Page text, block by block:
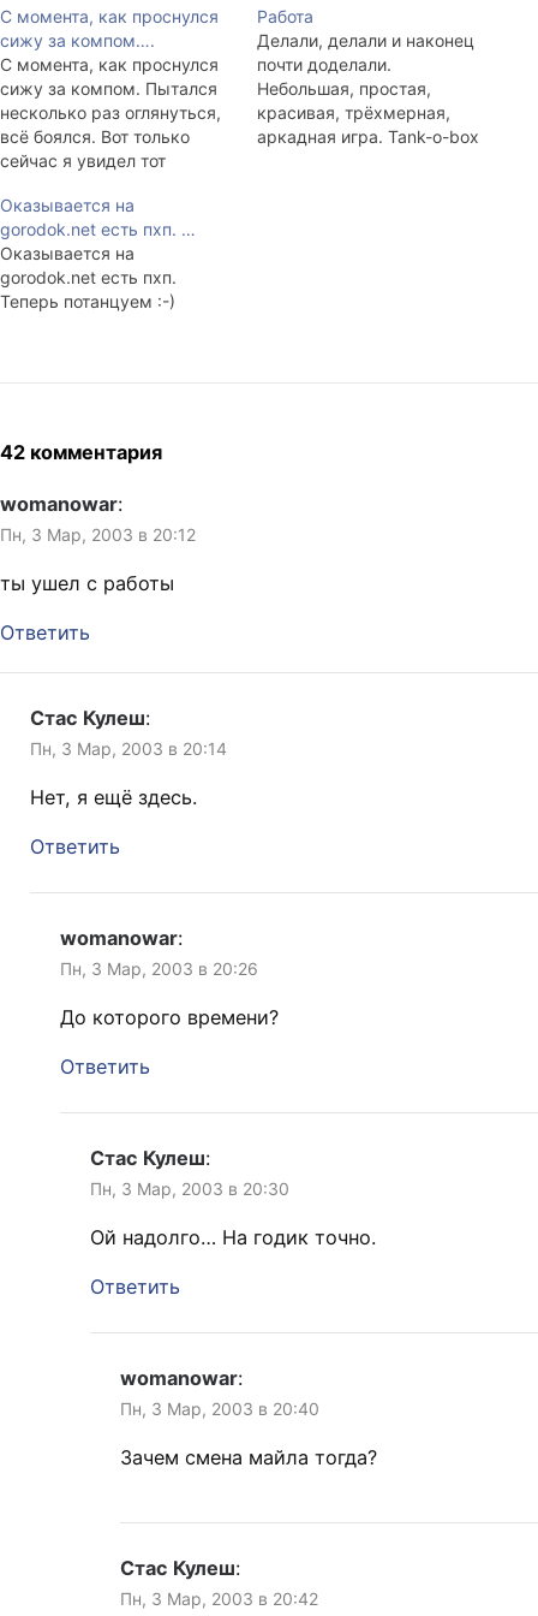
С момента, как проснулся
сижу за компом….
С момента, как проснулся
сижу за компом. Пытался
несколько раз оглянуться,
всё боялся. Вот только
сейчас я увидел тот
который мы
(*речетативом* batuich,
elbonia, karudo, lookaround,
piterpan, shc, tangol.
cableguy был зван, прийти
Работа
Делали, делали и наконец
почти доделали.
Небольшая, простая,
красивая, трёхмерная,
аркадная игра. Tank-o-box
Оказывается на
gorodok.net есть пхп. …
Оказывается на
gorodok.net есть пхп.
Теперь потанцуем :-)
42 комментария
womanowar:
Пн, 3 Мар, 2003 в 20:12
ты ушел с работы
Ответить
Стас Кулеш:
Пн, 3 Мар, 2003 в 20:14
Нет, я ещё здесь.
Ответить
womanowar:
Пн, 3 Мар, 2003 в 20:26
До которого времени?
Ответить
Стас Кулеш:
Пн, 3 Мар, 2003 в 20:30
Ой надолго… На годик точно.
Ответить
womanowar:
Пн, 3 Мар, 2003 в 20:40
Зачем смена майла тогда?
Стас Кулеш:
Пн, 3 Мар, 2003 в 20:42